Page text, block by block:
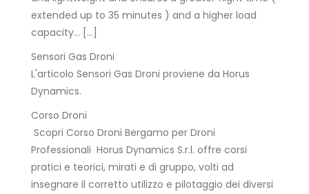
extended up to 35 minutes ) and a higher load
capacity… […]
Sensori Gas Droni
L'articolo Sensori Gas Droni proviene da Horus
Dynamics.
Corso Droni
Scopri Corso Droni Bergamo per Droni
Professionali Horus Dynamics S.r.l. offre corsi
pratici e teorici, mirati e di gruppo, volti ad
insegnare il corretto utilizzo e pilotaggio dei diversi